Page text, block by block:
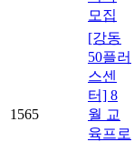
모집
1565
[강동
50플러
스센
터] 8
월 교
육프로